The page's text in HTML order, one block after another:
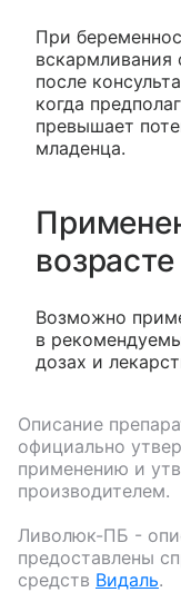
При
вскармливания
после
когда
превышает
младенца.
возрасте
Возможно
в
дозах и
Описание
официально
применению и
производителем.
Ливолюк-ПБ -
предоставлены
средств Видаль.